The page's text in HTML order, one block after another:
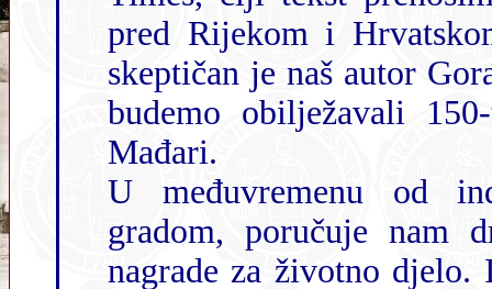
pred Rijekom i
skeptičan je naš autor Goran Moravček, u najboljem slučaju kada
budemo obilježavali 150-tu obljetnicu ove stare koju gradiše
Mađari.
U međuvremenu od
gradom, poručuje nam dr. Emanuel Hoško, dobitnik gradske
nagrade za životno djelo. I razvijamo